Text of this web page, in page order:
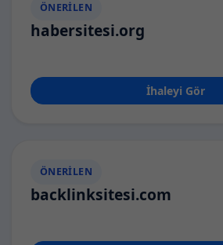
ÖNERILEN
habersitesi.org
İhaleyi Gör
ÖNERILEN
backlinksitesi.com